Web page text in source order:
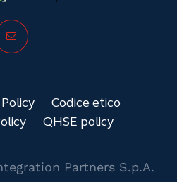
Codice etico
QHSE policy
Partners S.p.A.